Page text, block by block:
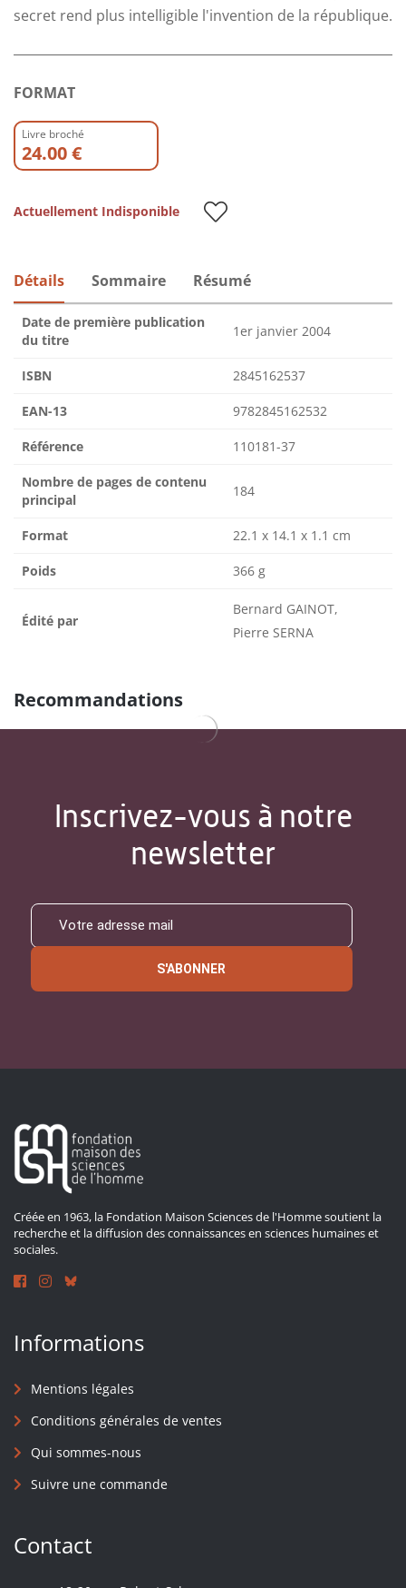
secret rend plus intelligible l'invention de la république.
FORMAT
Livre broché
24.00 €
Actuellement Indisponible
Détails Sommaire Résumé
Date de première publication
du titre
1er janvier 2004
ISBN 2845162537
EAN-13 9782845162532
Référence 110181-37
Nombre de pages de contenu
principal
184
Format 22.1 x 14.1 x 1.1 cm
Poids 366 g
Édité par
Bernard GAINOT,
Pierre SERNA
Recommandations
Inscrivez-vous à notre
newsletter
S'ABONNER
Créée en 1963, la Fondation Maison Sciences de l'Homme soutient la
recherche et la diffusion des connaissances en sciences humaines et
sociales.
Informations
Mentions légales
Conditions générales de ventes
Qui sommes-nous
Suivre une commande
Contact